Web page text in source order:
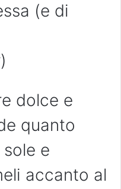
(e di
dolce e
quanto
e
accanto al